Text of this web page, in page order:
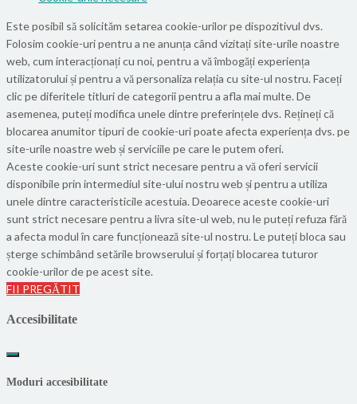
Este posibil să solicităm setarea cookie-urilor pe dispozitivul dvs.
Folosim cookie-uri pentru a ne anunța când vizitați site-urile noastre
web, cum interacționați cu noi, pentru a vă îmbogăți experiența
utilizatorului și pentru a vă personaliza relația cu site-ul nostru. Faceți
clic pe diferitele titluri de categorii pentru a afla mai multe. De
asemenea, puteți modifica unele dintre preferințele dvs. Rețineți că
blocarea anumitor tipuri de cookie-uri poate afecta experiența dvs. pe
site-urile noastre web și serviciile pe care le putem oferi.
Aceste cookie-uri sunt strict necesare pentru a vă oferi servicii
disponibile prin intermediul site-ului nostru web și pentru a utiliza
unele dintre caracteristicile acestuia. Deoarece aceste cookie-uri
sunt strict necesare pentru a livra site-ul web, nu le puteți refuza fără
a afecta modul în care funcționează site-ul nostru. Le puteți bloca sau
șterge schimbând setările browserului și forțați blocarea tuturor
cookie-urilor de pe acest site.
FII PREGĂTIT
Accesibilitate
Moduri accesibilitate